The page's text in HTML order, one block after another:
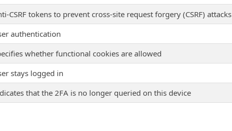
CSRF tokens to prevent cross-site request forgery (CSRF) attacks
authentication
whether functional cookies are allowed
stays logged in
that the 2FA is no longer queried on this device